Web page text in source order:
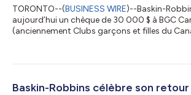
TORONTO--(BUSINESS WIRE)--Baskin-
aujourd’hui un chèque de 30 000 $ à BGC
(anciennement Clubs garçons et filles du
mois de septembre, a permis de verser à BGC
à base de vrais fruits de Baskin-Robbins,
Baskin-Robbins célèbre son